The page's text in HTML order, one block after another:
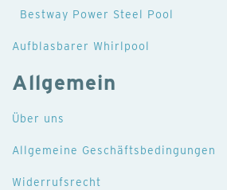
Bestway Power Steel Pool
Aufblasbarer Whirlpool
Allgemein
Über uns
Allgemeine Geschäftsbedingungen
Widerrufsrecht